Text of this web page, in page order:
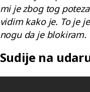
mi je zbog tog
vidim kako je. To je
nogu da je blokiram.
Sudije na